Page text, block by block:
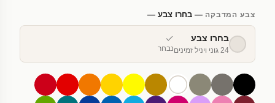
צבע המדבקה— בחרו צבע —
בחרו צבע
24 גוני ויניל זמינים נבחר